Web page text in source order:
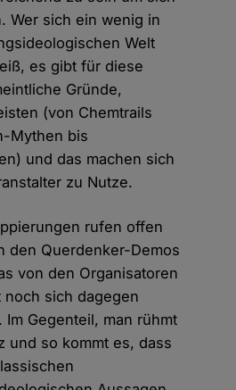
Wer sich ein wenig in
Welt
es gibt für diese
Gründe,
(von Chemtrails
Mythen bis
und das machen sich
zu Nutze.
rufen offen
den Querdenker-Demos
von den Organisatoren
sich dagegen
Gegenteil, man rühmt
und so kommt es, dass